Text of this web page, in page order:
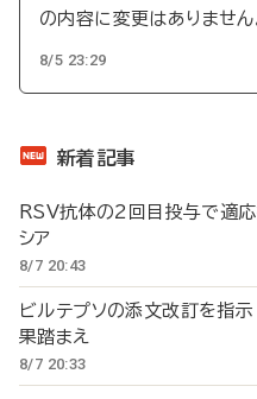
の内容に変更はありません
8/5 23:29
新着記事
RSV抗体の2回目投与で適
シア
8/7 20:43
ビルテプソの添文改訂を
果踏まえ
8/7 20:33